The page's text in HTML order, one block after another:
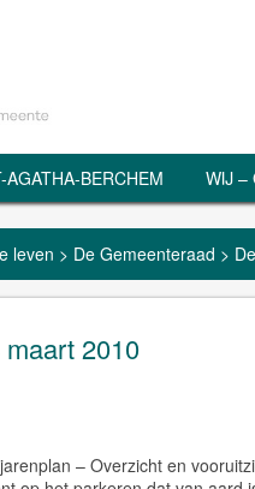
AGATHA-BERCHEM WIJ –
leven > De Gemeenteraad >
2010
– Overzicht en